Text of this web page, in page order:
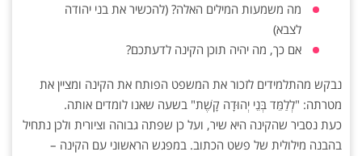
מה משמעות המילים האלה? (להכשיר את בני יהודה
לצבא)
אם כך, מה יהיה תוכן הקינה לדעתכם?
נבקש מהתלמידים לזכור את המשפט הפותח את הקינה ומציין את
מטרתה: "לְלַמֵּד בְּנֵי יְהוּדָה קָשֶׁת" בשעה שאנו לומדים אותה.
כעת נסביר שהקינה היא שיר, ועל כן שפתה גבוהה וציורית ולכן נתחיל
בהבנה מילולית של פשט הכתוב. במפגש הראשוני עם הקינה –